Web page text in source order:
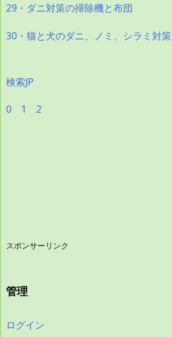
29・ダニ対策の掃除機と布団
30・猫と犬のダニ、ノミ、シラミ対策
検索JP
0 1 2
スポンサーリンク
管理
ログイン